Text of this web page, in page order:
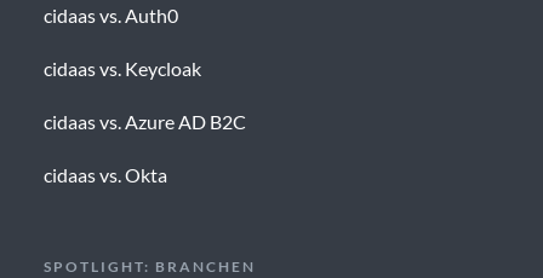
cidaas vs. Auth0
cidaas vs. Keycloak
cidaas vs. Azure AD B2C
cidaas vs. Okta
SPOTLIGHT: BRANCHEN